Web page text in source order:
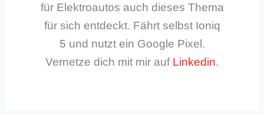
für Elektroautos auch dieses Thema
für sich entdeckt. Fährt selbst Ioniq
5 und nutzt ein Google Pixel.
Vernetze dich mit mir auf Linkedin.